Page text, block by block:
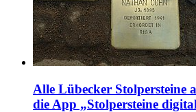
Alle Lübecker Stolpersteine
die App „Stolpersteine